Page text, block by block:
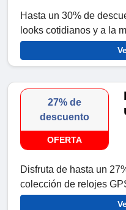
Hasta un 30% de
looks cotidianos y a la
27% de
descuento
OFERTA
Disfruta de hasta un
colección de relojes